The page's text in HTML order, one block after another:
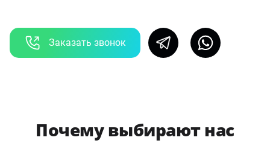
Заказать звонок
Почему выбирают нас